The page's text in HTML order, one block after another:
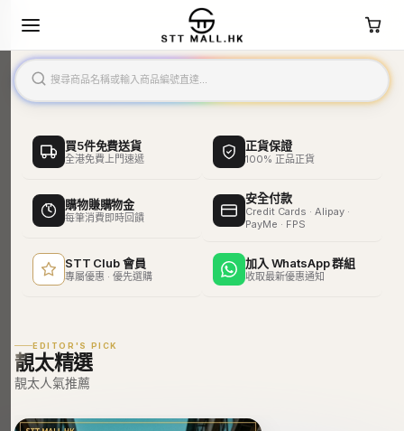
買5件免費送貨
全港免費上門速遞
正貨保證
100% 正品正貨
購物賺購物金
每筆消費即時回饋
安全付款
Credit Cards · Alipay ·
PayMe · FPS
STT Club 會員
專屬優惠 · 優先選購
加入 WhatsApp 群組
收取最新優惠通知
EDITOR'S PICK
靚太精選
靚太人氣推薦